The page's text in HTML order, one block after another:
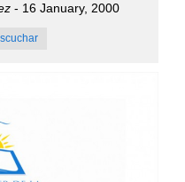
- 16 January, 2000